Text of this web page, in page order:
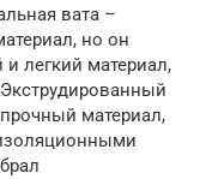
вата –
но он
легкий материал,
материал,